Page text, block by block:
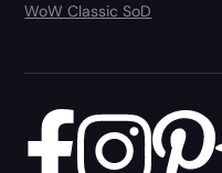
WoW Classic SoD